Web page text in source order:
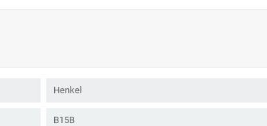
Henkel
B15B